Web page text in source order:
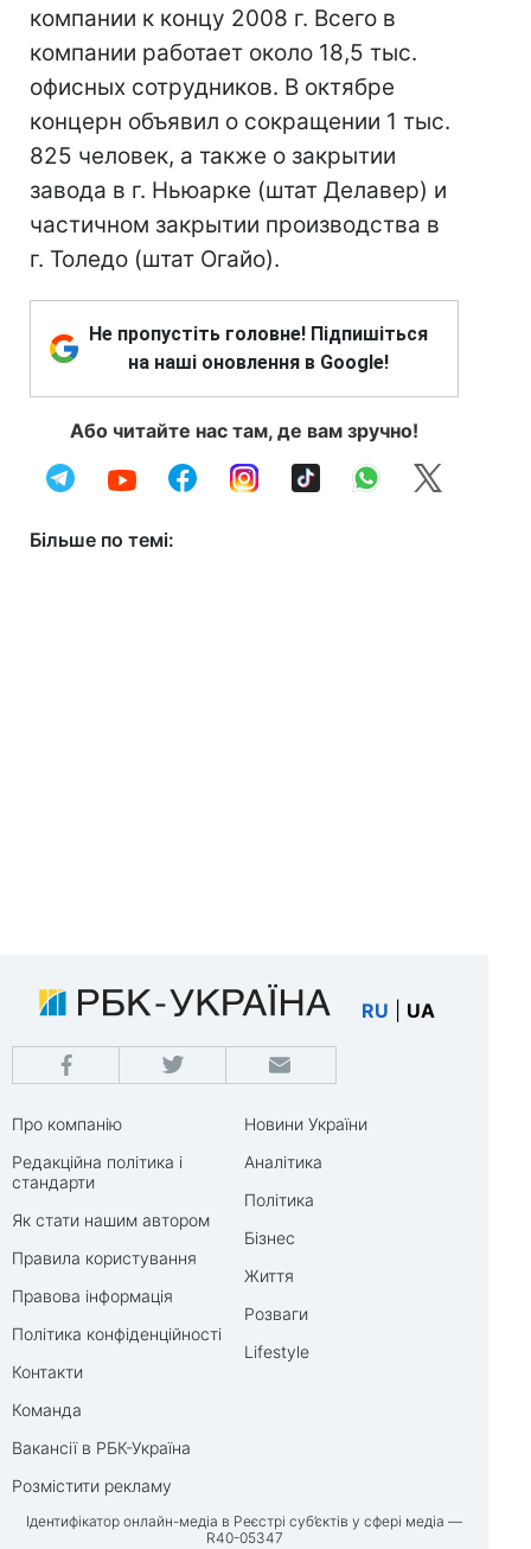
компании к концу 2008 г. Всего в
компании работает около 18,5 тыс.
офисных сотрудников. В октябре
концерн объявил о сокращении 1 тыс.
825 человек, а также о закрытии
завода в г. Ньюарке (штат Делавер) и
частичном закрытии производства в
г. Толедо (штат Огайо).
Не пропустіть головне! Підпишіться
на наші оновлення в Google!
Або читайте нас там, де вам зручно!
Більше по темі:
RU UA
Про компанію
Редакційна політика і
стандарти
Як стати нашим автором
Правила користування
Правова інформація
Політика конфіденційності
Контакти
Команда
Вакансії в РБК-Україна
Розмістити рекламу
Новини України
Аналітика
Політика
Бізнес
Життя
Розваги
Lifestyle
Ідентифікатор онлайн-медіа в Реєстрі суб’єктів у сфері медіа —
R40-05347